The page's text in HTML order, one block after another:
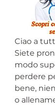
Ciao a
Siete
modo
perdere
bene,
o